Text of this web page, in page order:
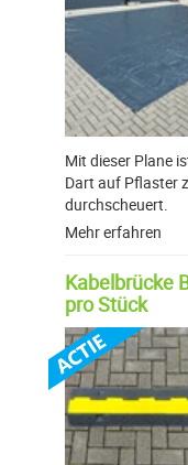
Mit dieser Plane
Dart auf Pflaster
durchscheuert.
Mehr erfahren
Kabelbrücke
pro Stück